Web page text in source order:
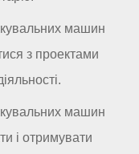
машин
з проектами
машин
і отримувати